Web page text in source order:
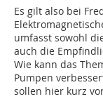
Es gilt also bei
umfasst sowohl
auch die
Wie kann das
Pumpen
sollen hier kurz